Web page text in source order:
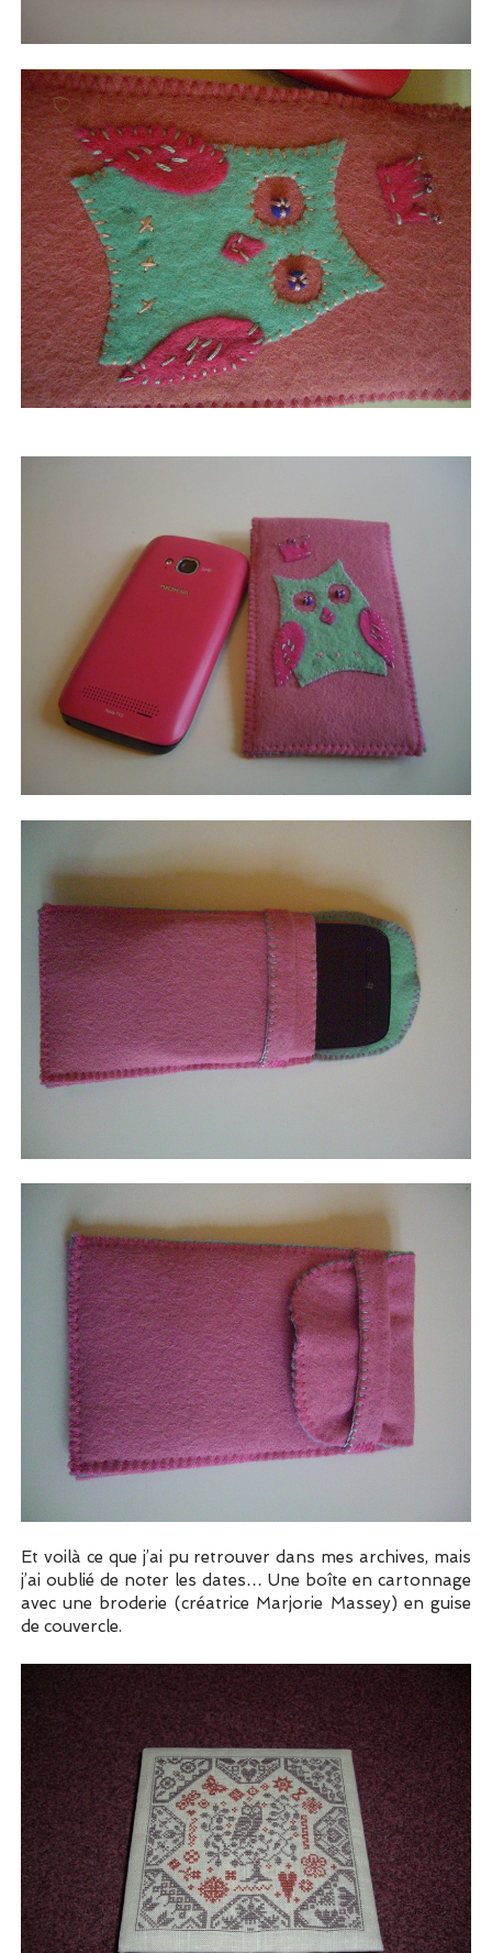
Et voilà ce que j’ai pu retrouver dans mes archives, mais
j’ai oublié de noter les dates… Une boîte en cartonnage
avec une broderie (créatrice Marjorie Massey) en guise
de couvercle.